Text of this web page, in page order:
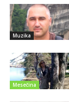
Muzika
Mesečina